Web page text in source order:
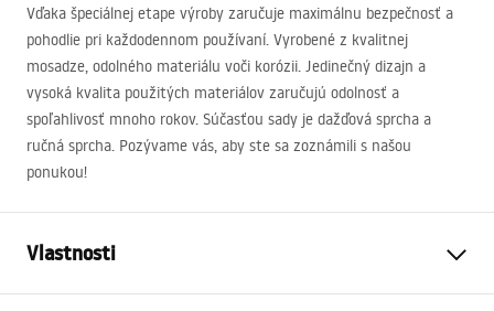
Vďaka špeciálnej etape výroby zaručuje maximálnu bezpečnosť a
pohodlie pri každodennom používaní. Vyrobené z kvalitnej
mosadze, odolného materiálu voči korózii. Jedinečný dizajn a
vysoká kvalita použitých materiálov zaručujú odolnosť a
spoľahlivosť mnoho rokov. Súčasťou sady je dažďová sprcha a
ručná sprcha. Pozývame vás, aby ste sa zoznámili s našou
ponukou!
Vlastnosti